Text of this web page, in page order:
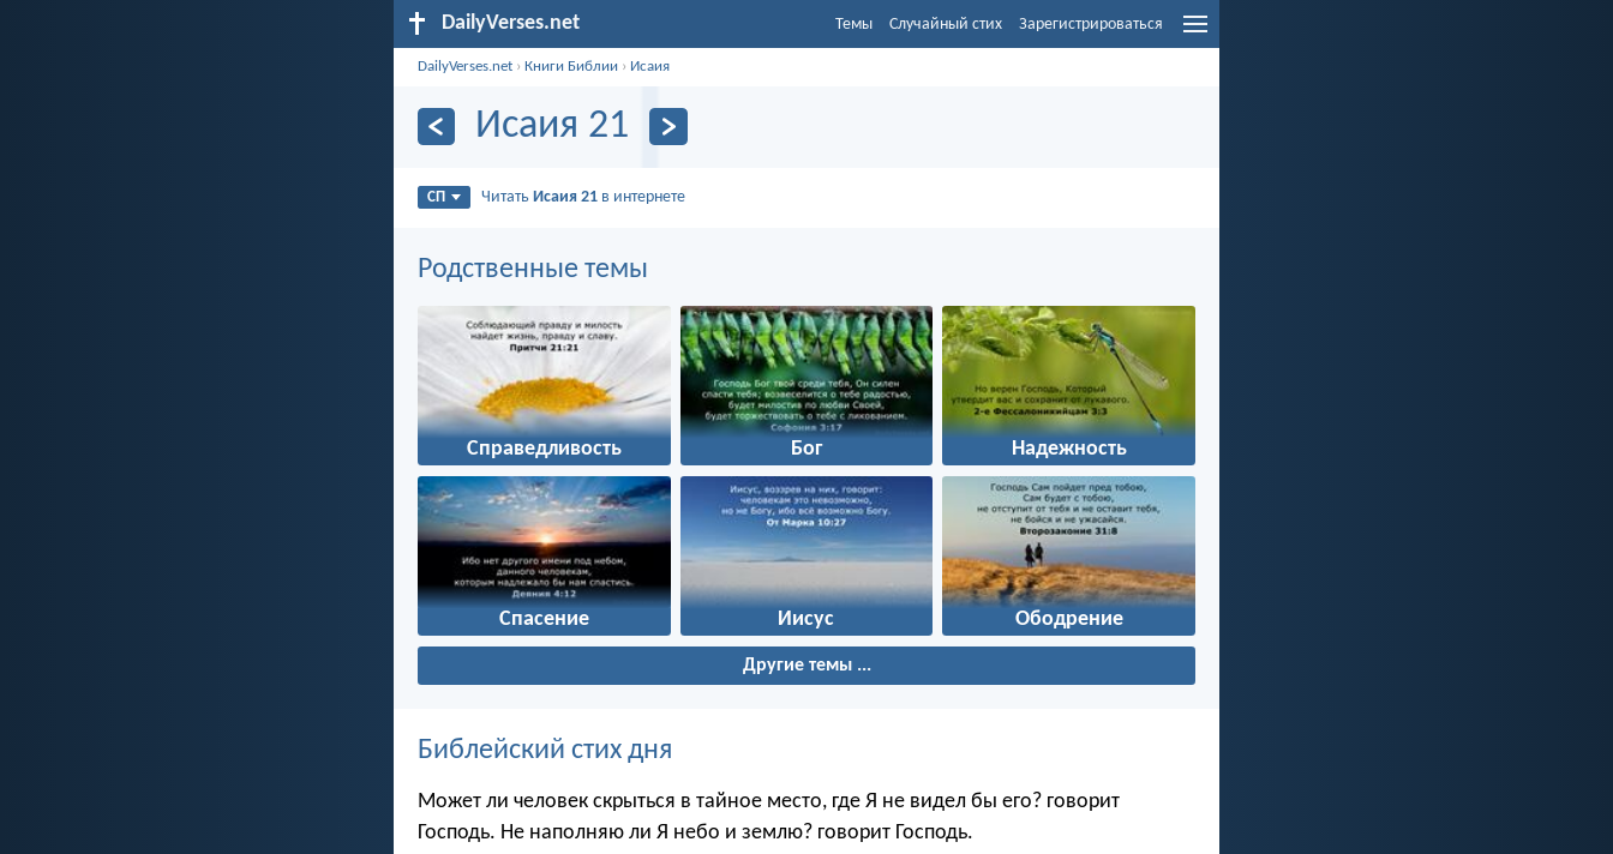
DailyVerses.net Темы Случайный стих Зарегистрироваться
DailyVerses.net ›Книги Библии › Исаия
Исаия 21
СП Читать Исаия 21 в интернете
Родственные темы
Справедливость Бог Надежность
Спасение Иисус Ободрение
Другие темы ...
Библейский стих дня
Может ли человек скрыться в тайное место, где Я не видел бы его? говорит
Господь. Не наполняю ли Я небо и землю? говорит Господь.